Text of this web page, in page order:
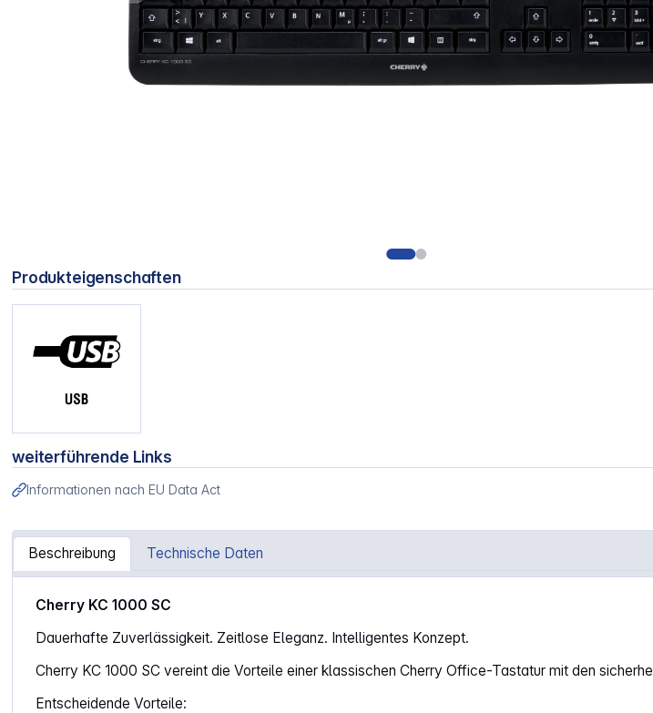
Produkteigenschaften
weiterführende Links
Informationen nach EU Data Act
Beschreibung Technische Daten
Artikelinformationen "Cherry KC1000 SC schwarz"
Cherry KC 1000 SC
Dauerhafte Zuverlässigkeit. Zeitlose Eleganz. Intelligentes Konzept.
Cherry KC 1000 SC vereint die Vorteile einer klassischen Cherry Office-Tastatur mit den
Entscheidende Vorteile: